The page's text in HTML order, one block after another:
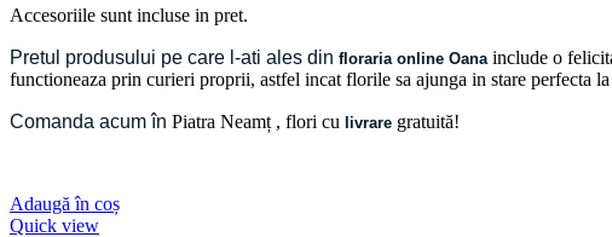
Accesoriile sunt incluse in pret.
Pretul produsului pe care l-ati ales din floraria online Oana include o
functioneaza prin curieri proprii, astfel incat florile sa ajunga in stare perfecta
Comanda acum în Piatra Neamț , flori cu livrare gratuită!
Adaugă în coș
Quick view